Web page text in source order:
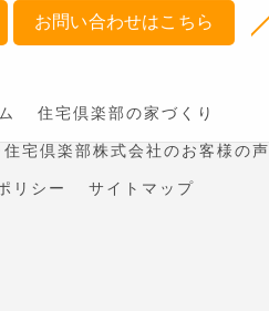
お問い合わせはこちら
住宅倶楽部の家づくり
宅倶楽部株式会社のお客様の声
リシー サイトマップ